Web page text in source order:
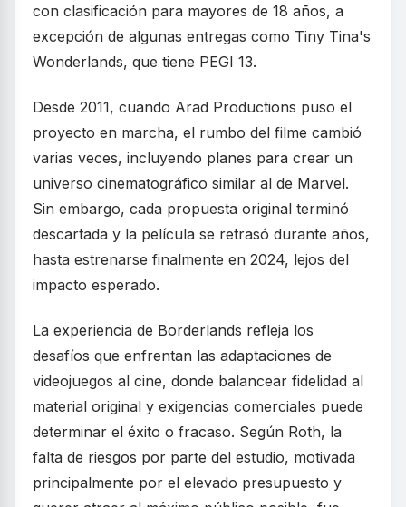
con clasificación para mayores de 18 años, a
excepción de algunas entregas como Tiny Tina's
Wonderlands, que tiene PEGI 13.
Desde 2011, cuando Arad Productions puso el
proyecto en marcha, el rumbo del filme cambió
varias veces, incluyendo planes para crear un
universo cinematográfico similar al de Marvel.
Sin embargo, cada propuesta original terminó
descartada y la película se retrasó durante años,
hasta estrenarse finalmente en 2024, lejos del
impacto esperado.
La experiencia de Borderlands refleja los
desafíos que enfrentan las adaptaciones de
videojuegos al cine, donde balancear fidelidad al
material original y exigencias comerciales puede
determinar el éxito o fracaso. Según Roth, la
falta de riesgos por parte del estudio, motivada
principalmente por el elevado presupuesto y